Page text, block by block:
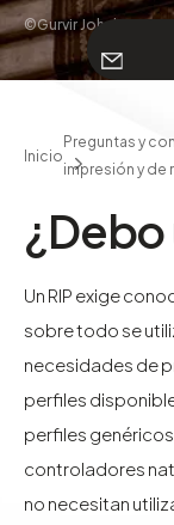
SOBRE
©Gurvir Johal
Inicio
Preguntas y
impresión y
¿Debo
Un RIP exige
sobre todo se
necesidades de
perfiles
perfiles
controladores
no necesitan